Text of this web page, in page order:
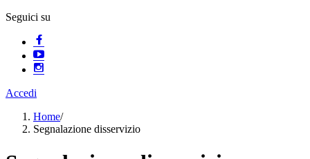
Seguici su
Accedi
Home/
Segnalazione disservizio